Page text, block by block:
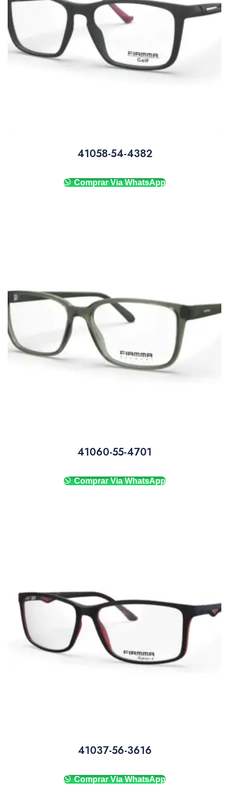
41058-54-4382
Comprar Via WhatsApp
41060-55-4701
Comprar Via WhatsApp
41037-56-3616
Comprar Via WhatsApp